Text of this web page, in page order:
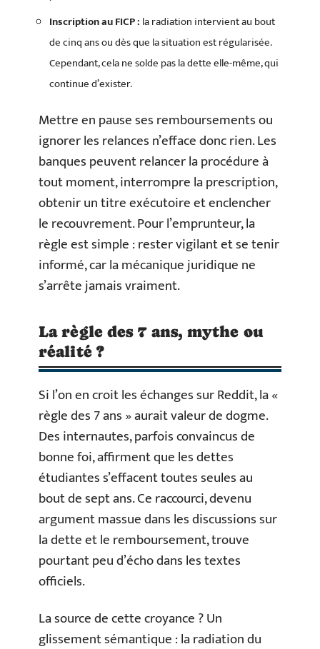
Inscription au FICP : la radiation intervient au bout
de cinq ans ou dès que la situation est régularisée.
Cependant, cela ne solde pas la dette elle-même, qui
continue d’exister.
Mettre en pause ses remboursements ou
ignorer les relances n’efface donc rien. Les
banques peuvent relancer la procédure à
tout moment, interrompre la prescription,
obtenir un titre exécutoire et enclencher
le recouvrement. Pour l’emprunteur, la
règle est simple : rester vigilant et se tenir
informé, car la mécanique juridique ne
s’arrête jamais vraiment.
La règle des 7 ans, mythe ou
réalité ?
Si l’on en croit les échanges sur Reddit, la «
règle des 7 ans » aurait valeur de dogme.
Des internautes, parfois convaincus de
bonne foi, affirment que les dettes
étudiantes s’effacent toutes seules au
bout de sept ans. Ce raccourci, devenu
argument massue dans les discussions sur
la dette et le remboursement, trouve
pourtant peu d’écho dans les textes
officiels.
La source de cette croyance ? Un
glissement sémantique : la radiation du